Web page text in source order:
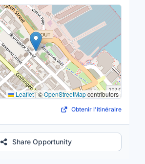
Leaflet|©OpenStreetMapcontributors
Obtenir l'itinéraire
Share Opportunity